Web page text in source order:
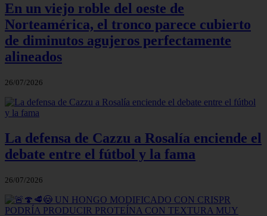
En un viejo roble del oeste de
Norteamérica, el tronco parece cubierto
de diminutos agujeros perfectamente
alineados
26/07/2026
La defensa de Cazzu a Rosalía enciende el
debate entre el fútbol y la fama
26/07/2026